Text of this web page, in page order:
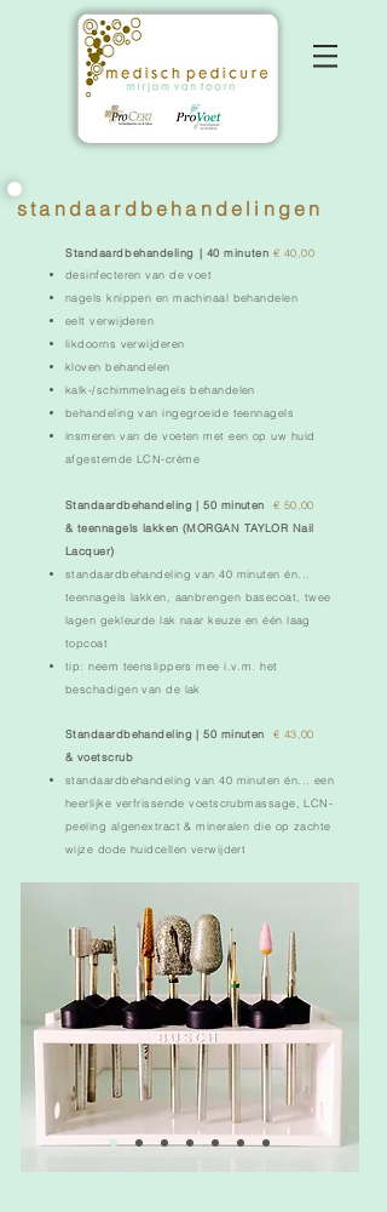
standaardbehandelingen
Standaardbehandeling | 40 minuten € 40 ,00
desinfecteren van de voet
nagels knippen en machinaal behandelen
eelt verwijderen
likdoorns verwijderen
kloven behandelen
kalk-/schimmelnagels behandelen
behandeling van ingegroeide teennagels
insmeren van de voeten met een op uw huid
afgestemde LCN-crème
Standaardbehandeling | 50 minuten € 50,00
& teennagels lakken (MORGAN TAYLOR Nail
Lacquer)
standaardbehandeling van 40 minuten én...
teennagels lakken, aanbrengen basecoat, twee
lagen gekleurde lak naar keuze en één laag
topcoat
tip: neem teenslippers mee i.v.m. het
beschadigen van de lak
Standaardbehandeling | 50 minuten € 43,00
& voetscrub
standaardbehandeling van 40 minuten én... een
heerlijke verfrissende voetscrubmassage, LCN-
peeling algenextract & mineralen die op zachte
wijze dode huidcellen verwijdert